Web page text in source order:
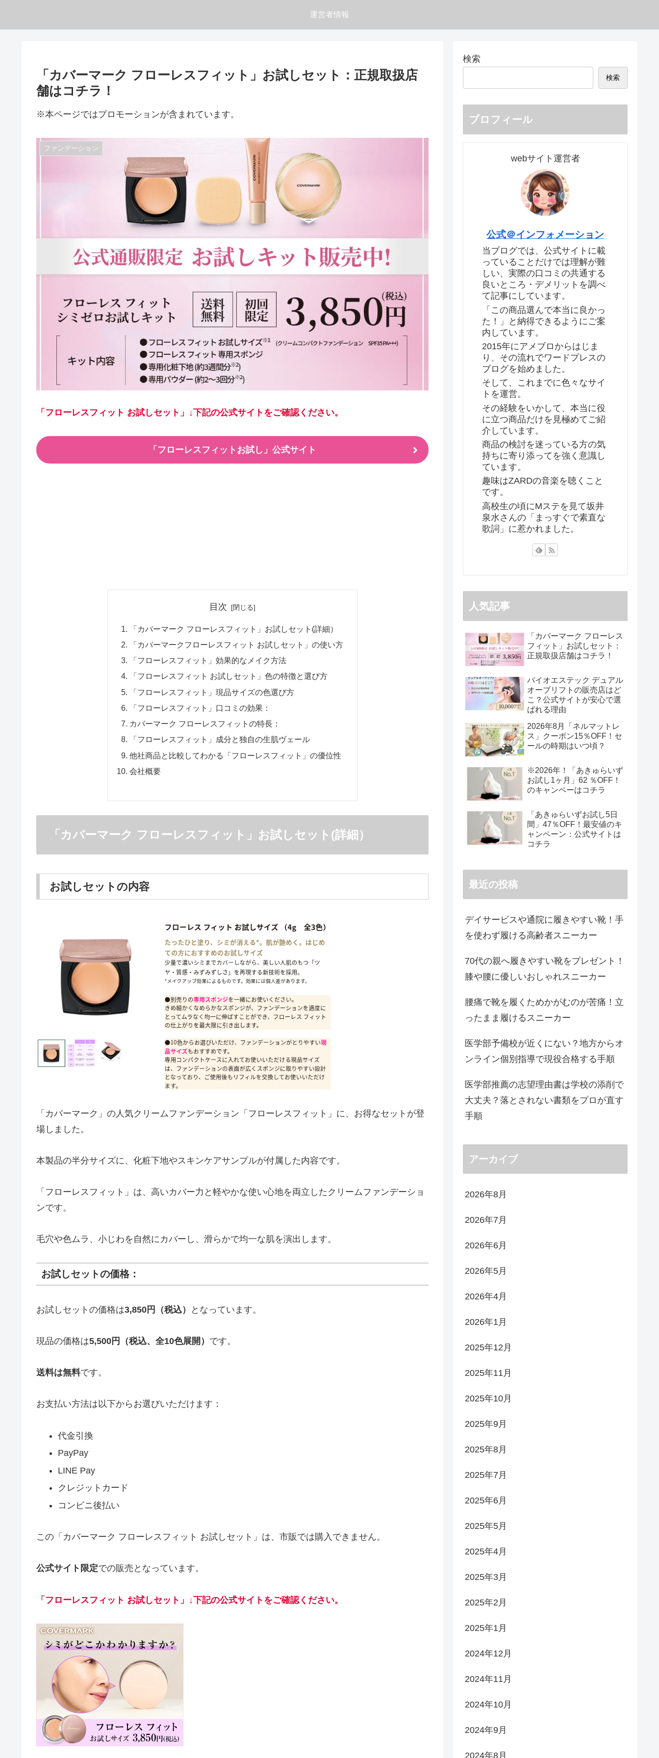
運営者情報
「カバーマーク フローレスフィット」お試しセット：正規取扱店
舗はコチラ！
※本ページではプロモーションが含まれています。
ファンデーション
「フローレスフィット お試しセット」↓下記の公式サイトをご確認ください。
「フローレスフィットお試し」公式サイト
目次
「カバーマーク フローレスフィット」お試しセット(詳細）
「カバーマークフローレスフィット お試しセット」の使い方
「フローレスフィット」効果的なメイク方法
「フローレスフィット お試しセット」色の特徴と選び方
「フローレスフィット」現品サイズの色選び方
「フローレスフィット」口コミの効果：
カバーマーク フローレスフィットの特長：
「フローレスフィット」成分と独自の生肌ヴェール
他社商品と比較してわかる「フローレスフィット」の優位性
会社概要
「カバーマーク フローレスフィット」お試しセット(詳細）
お試しセットの内容
「カバーマーク」の人気クリームファンデーション「フローレスフィット」に、お得なセットが登
場しました。
本製品の半分サイズに、化粧下地やスキンケアサンプルが付属した内容です。
「フローレスフィット」は、高いカバー力と軽やかな使い心地を両立したクリームファンデーショ
ンです。
毛穴や色ムラ、小じわを自然にカバーし、滑らかで均一な肌を演出します。
お試しセットの価格：
お試しセットの価格は3,850円（税込） となっています。
現品の価格は5,500円（税込、全10色展開） です。
送料は無料です。
お支払い方法は以下からお選びいただけます：
代金引換
PayPay
LINE Pay
クレジットカード
コンビニ後払い
この「カバーマーク フローレスフィット お試しセット」は、市販では購入できません。
公式サイト限定での販売となっています。
「フローレスフィット お試しセット」↓下記の公式サイトをご確認ください。
検索
検索
プロフィール
webサイト運営者
公式＠インフォメーション
当ブログでは、公式サイトに載
っていることだけでは理解が難
しい、実際の口コミの共通する
良いところ・デメリットを調べ
て記事にしています。
「この商品選んで本当に良かっ
た！」と納得できるようにご案
内しています。
2015年にアメブロからはじま
り、その流れでワードプレスの
ブログを始めました。
そして、これまでに色々なサイ
トを運営。
その経験をいかして、本当に役
に立つ商品だけを見極めてご紹
介しています。
商品の検討を迷っている方の気
持ちに寄り添ってを強く意識し
ています。
趣味はZARDの音楽を聴くこと
です。
高校生の頃にMステを見て坂井
泉水さんの「まっすぐで素直な
歌詞」に惹かれました。
人気記事
「カバーマーク フローレス
フィット」お試しセット：
正規取扱店舗はコチラ！
バイオエステック デュアル
オーブリフトの販売店はど
こ？公式サイトが安心で選
ばれる理由
2026年8月「ネルマットレ
ス」クーポン15％OFF！セ
ールの時期はいつ頃？
※2026年！「あきゅらいず
お試し1ヶ月」62 ％OFF！
のキャンペーはコチラ
「あきゅらいずお試し5日
間」47％OFF！最安値のキ
ャンペーン：公式サイトは
コチラ
最近の投稿
デイサービスや通院に履きやすい靴！手
を使わず履ける高齢者スニーカー
70代の親へ履きやすい靴をプレゼント！
膝や腰に優しいおしゃれスニーカー
腰痛で靴を履くためかがむのが苦痛！立
ったまま履けるスニーカー
医学部予備校が近くにない？地方からオ
ンライン個別指導で現役合格する手順
医学部推薦の志望理由書は学校の添削で
大丈夫？落とされない書類をプロが直す
手順
アーカイブ
2026年8月
2026年7月
2026年6月
2026年5月
2026年4月
2026年1月
2025年12月
2025年11月
2025年10月
2025年9月
2025年8月
2025年7月
2025年6月
2025年5月
2025年4月
2025年3月
2025年2月
2025年1月
2024年12月
2024年11月
2024年10月
2024年9月
2024年8月